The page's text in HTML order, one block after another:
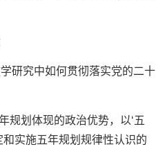
研究中如何贯彻落实党的二十
规划体现的政治优势，以‘五
实施五年规划规律性认识的